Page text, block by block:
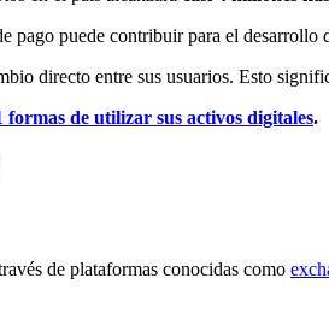
puede contribuir para el desarrollo
directo entre sus usuarios. Esto
de utilizar sus activos digitales.
de plataformas conocidas como